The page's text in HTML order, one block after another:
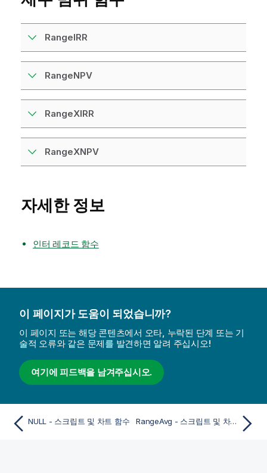
RangeIRR
RangeNPV
RangeXIRR
RangeXNPV
자세한 정보
인터 레코드 함수
이 페이지가 도움이 되었습니까?
이 페이지 또는 해당 콘텐츠에서 오타, 누락된 단계 또는 기
술적 오류와 같은 문제를 발견하면 알려 주십시오!
여기에 피드백을 남겨주십시오.
NULL - 스크립트 및 차트 함수 RangeAvg - 스크립트 및 차트 함수